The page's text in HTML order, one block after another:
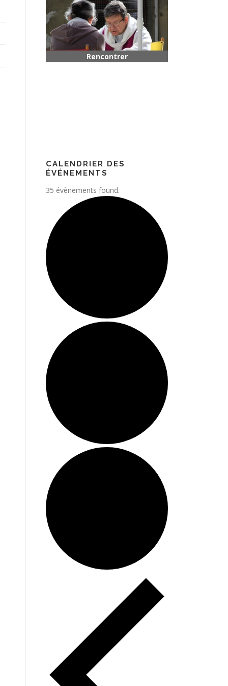
CALENDRIER DES
ÉVÉNEMENTS
35 évènements found.